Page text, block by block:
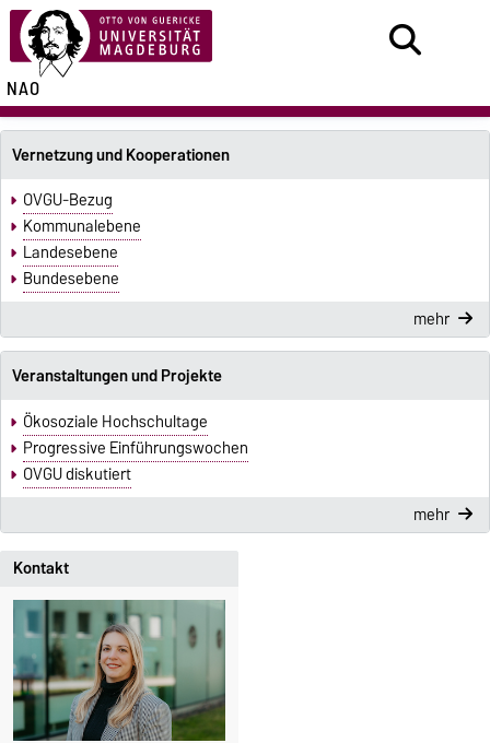
NAO
Vernetzung und Kooperationen
OVGU-Bezug
Kommunalebene
Landesebene
Bundesebene
mehr
Veranstaltungen und Projekte
Ökosoziale Hochschultage
Progressive Einführungswochen
OVGU diskutiert
mehr
Kontakt